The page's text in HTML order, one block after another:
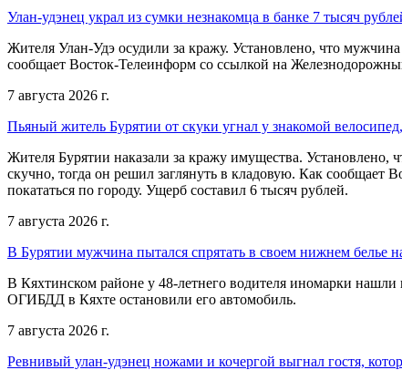
Улан-удэнец украл из сумки незнакомца в банке 7 тысяч
Жителя Улан-Удэ осудили за кражу. Установлено, что
сообщает Восток-Телеинформ со ссылкой на
7 августа 2026 г.
Пьяный житель Бурятии от скуки угнал у знакомой
Жителя Бурятии наказали за кражу имущества. Установлено,
скучно, тогда он решил заглянуть в кладовую. Как
покататься по городу. Ущерб составил 6 тысяч рублей.
7 августа 2026 г.
В Бурятии мужчина пытался спрятать в своем нижнем белье
В Кяхтинском районе у 48-летнего водителя иномарки
ОГИБДД в Кяхте остановили его автомобиль.
7 августа 2026 г.
Ревнивый улан-удэнец ножами и кочергой выгнал гостя,